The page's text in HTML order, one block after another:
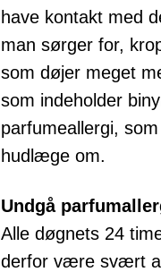
have kontakt med
man sørger for,
som døjer meget
som indeholder
parfumeallergi,
hudlæge om.
Undgå
Alle døgnets 24
derfor være svært